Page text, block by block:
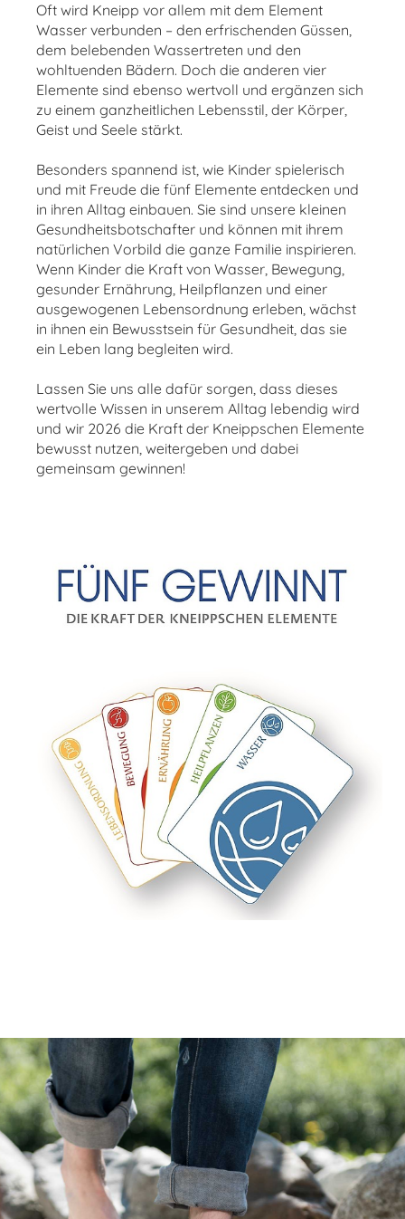
Oft wird Kneipp vor allem mit dem Element
Wasser verbunden – den erfrischenden Güssen,
dem belebenden Wassertreten und den
wohltuenden Bädern. Doch die anderen vier
Elemente sind ebenso wertvoll und ergänzen sich
zu einem ganzheitlichen Lebensstil, der Körper,
Geist und Seele stärkt.
Besonders spannend ist, wie Kinder spielerisch
und mit Freude die fünf Elemente entdecken und
in ihren Alltag einbauen. Sie sind unsere kleinen
Gesundheitsbotschafter und können mit ihrem
natürlichen Vorbild die ganze Familie inspirieren.
Wenn Kinder die Kraft von Wasser, Bewegung,
gesunder Ernährung, Heilpflanzen und einer
ausgewogenen Lebensordnung erleben, wächst
in ihnen ein Bewusstsein für Gesundheit, das sie
ein Leben lang begleiten wird.
Lassen Sie uns alle dafür sorgen, dass dieses
wertvolle Wissen in unserem Alltag lebendig wird
und wir 2026 die Kraft der Kneippschen Elemente
bewusst nutzen, weitergeben und dabei
gemeinsam gewinnen!